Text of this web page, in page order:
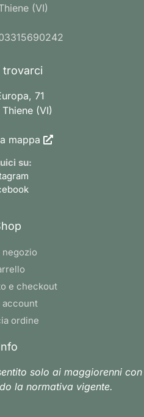
(VI)
trovarci
71
(VI)
mappa
su:
negozio
e checkout
account
ordine
solo ai maggiorenni con
la normativa vigente.